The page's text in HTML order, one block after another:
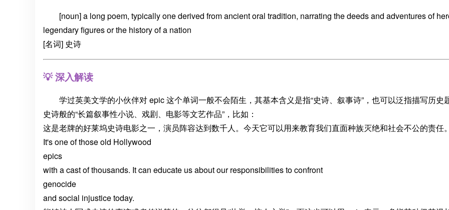
[noun] a long poem, typically one derived from ancient oral tradition, narrating the deeds and adventures of
legendary figures or the history of a nation
[名词] 史诗
💡 深入解读
学过英美文学的小伙伴对 epic 这个单词一般不会陌生，其基本含义是指“史诗、叙事诗”，也可以泛指描写历史
史诗般的“长篇叙事性小说、戏剧、电影等文艺作品”，比如：
这是老牌的好莱坞史诗电影之一，演员阵容达到数千人。今天它可以用来教育我们直面种族灭绝和社会不公的责任
It's one of those old Hollywood
epics
with a cast of thousands. It can educate us about our responsibilities to confront
genocide
and social injustice today.